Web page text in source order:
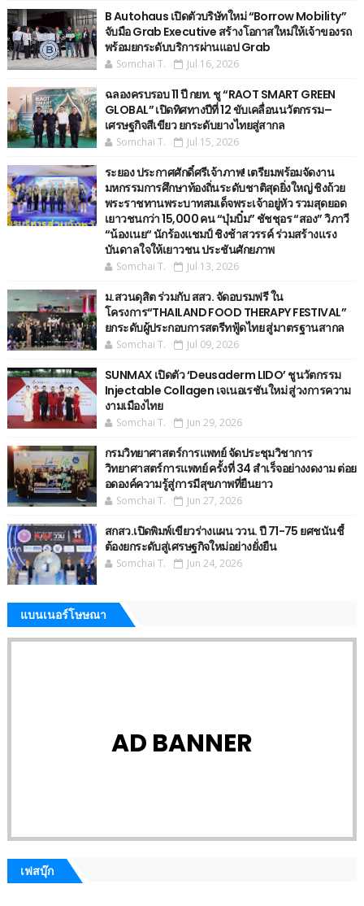
B Autohaus เปิดตัวบริษัทใหม่ “Borrow Mobility”
จับมือ Grab Executive สร้างโอกาสใหม่ให้เจ้าของรถ
พร้อมยกระดับบริการผ่านแอป Grab
Somchai T. Jul 16, 2026
ฉลองครบรอบ 11 ปี กยท. ชู “RAOT SMART GREEN
GLOBAL” เปิดทิศทางปีที่ 12 ขับเคลื่อนนวัตกรรม–
เศรษฐกิจสีเขียว ยกระดับยางไทยสู่สากล
Somchai T. Jul 15, 2026
ระยอง ประกาศศักดิ์ศรีเจ้าภาพ! เตรียมพร้อมจัดงาน
มหกรรมการศึกษาท้องถิ่นระดับชาติสุดยิ่งใหญ่ ชิงถ้วย
พระราชทานพระบาทสมเด็จพระเจ้าอยู่หัว รวมสุดยอด
เยาวชนกว่า 15,000 คน “บุ๋มบิ๋ม” ชัชชุอร “สอง” วิภาวี
“น้องเนย“ นักร้องแชมป์ ชิงช้าสวรรค์ ร่วมสร้างแรง
บันดาลใจให้เยาวชน ประชันศักยภาพ
Somchai T. Jul 13, 2026
ม.สวนดุสิต ร่วมกับ สสว. จัดอบรมฟรี ใน
โครงการ“THAILAND FOOD THERAPY FESTIVAL”
ยกระดับผู้ประกอบการสตรีทฟู้ดไทย สู่มาตรฐานสากล
Somchai T. Jul 09, 2026
SUNMAX เปิดตัว ‘Deusaderm LIDO’ ชูนวัตกรรม
Injectable Collagen เจเนอเรชันใหม่ สู่วงการความ
งามเมืองไทย
Somchai T. Jun 29, 2026
กรมวิทยาศาสตร์การแพทย์ จัดประชุมวิชาการ
วิทยาศาสตร์การแพทย์ ครั้งที่ 34 สำเร็จอย่างงดงาม ต่อย
อดองค์ความรู้สู่การมีสุขภาพที่ยืนยาว
Somchai T. Jun 27, 2026
สกสว.เปิดพิมพ์เขียวร่างแผน ววน. ปี 71-75 ยศชนันชี้
ต้องยกระดับสู่เศรษฐกิจใหม่อย่างยั่งยืน
Somchai T. Jun 24, 2026
แบนเนอร์โษษณา
AD BANNER
เฟสบุ๊ก